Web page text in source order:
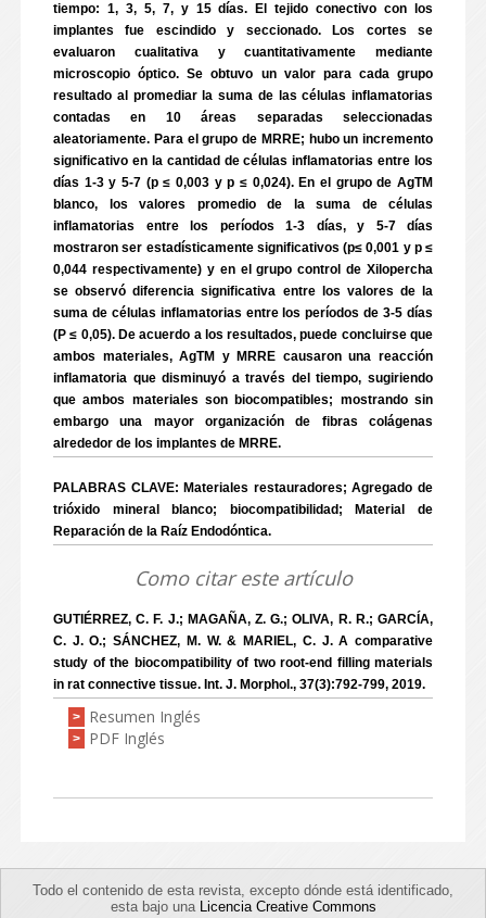
tiempo: 1, 3, 5, 7, y 15 días. El tejido conectivo con los
implantes fue escindido y seccionado. Los cortes se
evaluaron cualitativa y cuantitativamente mediante
microscopio óptico. Se obtuvo un valor para cada grupo
resultado al promediar la suma de las células inflamatorias
contadas en 10 áreas separadas seleccionadas
aleatoriamente. Para el grupo de MRRE; hubo un incremento
significativo en la cantidad de células inflamatorias entre los
días 1-3 y 5-7 (p ≤ 0,003 y p ≤ 0,024). En el grupo de AgTM
blanco, los valores promedio de la suma de células
inflamatorias entre los períodos 1-3 días, y 5-7 días
mostraron ser estadísticamente significativos (p≤ 0,001 y p ≤
0,044 respectivamente) y en el grupo control de Xilopercha
se observó diferencia significativa entre los valores de la
suma de células inflamatorias entre los períodos de 3-5 días
(P ≤ 0,05). De acuerdo a los resultados, puede concluirse que
ambos materiales, AgTM y MRRE causaron una reacción
inflamatoria que disminuyó a través del tiempo, sugiriendo
que ambos materiales son biocompatibles; mostrando sin
embargo una mayor organización de fibras colágenas
alrededor de los implantes de MRRE.
PALABRAS CLAVE: Materiales restauradores; Agregado de
trióxido mineral blanco; biocompatibilidad; Material de
Reparación de la Raíz Endodóntica.
Como citar este artículo
GUTIÉRREZ, C. F. J.; MAGAÑA, Z. G.; OLIVA, R. R.; GARCÍA,
C. J. O.; SÁNCHEZ, M. W. & MARIEL, C. J. A comparative
study of the biocompatibility of two root-end filling materials
in rat connective tissue. Int. J. Morphol., 37(3):792-799, 2019.
> Resumen Inglés
> PDF Inglés
Todo el contenido de esta revista, excepto dónde está identificado,
esta bajo una Licencia Creative Commons